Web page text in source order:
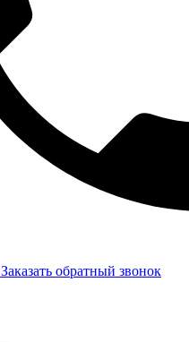
Заказать обратный звонок